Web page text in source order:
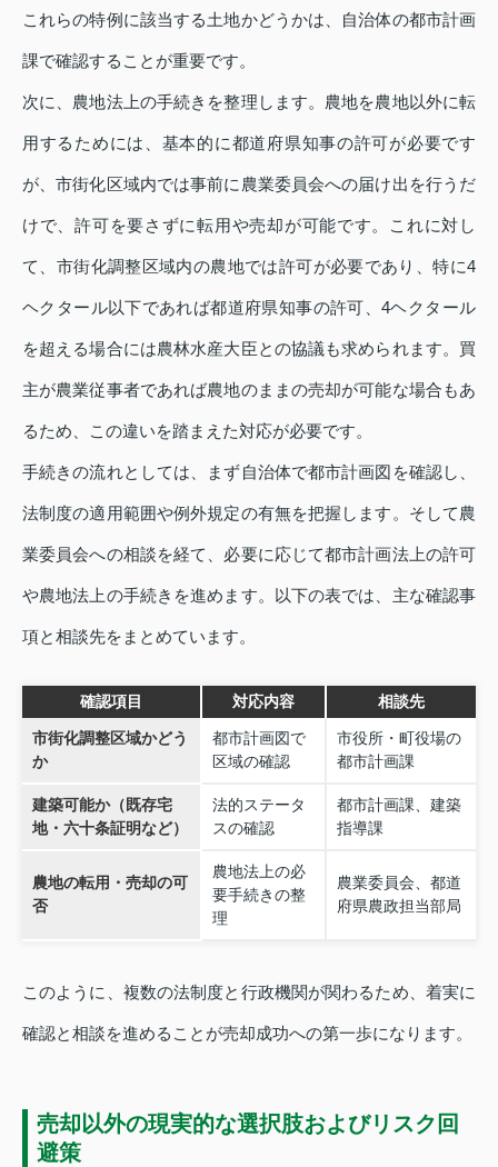
これらの特例に該当する土地かどうかは、自治体の都市計画
課で確認することが重要です。
次に、農地法上の手続きを整理します。農地を農地以外に転
用するためには、基本的に都道府県知事の許可が必要です
が、市街化区域内では事前に農業委員会への届け出を行うだ
けで、許可を要さずに転用や売却が可能です。これに対し
て、市街化調整区域内の農地では許可が必要であり、特に4
ヘクタール以下であれば都道府県知事の許可、4ヘクタール
を超える場合には農林水産大臣との協議も求められます。買
主が農業従事者であれば農地のままの売却が可能な場合もあ
るため、この違いを踏まえた対応が必要です。
手続きの流れとしては、まず自治体で都市計画図を確認し、
法制度の適用範囲や例外規定の有無を把握します。そして農
業委員会への相談を経て、必要に応じて都市計画法上の許可
や農地法上の手続きを進めます。以下の表では、主な確認事
項と相談先をまとめています。
確認項目 対応内容 相談先
市街化調整区域かどう
か
都市計画図で
区域の確認
市役所・町役場の
都市計画課
建築可能か（既存宅
地・六十条証明など）
法的ステータ
スの確認
都市計画課、建築
指導課
農地の転用・売却の可
否
農地法上の必
要手続きの整
理
農業委員会、都道
府県農政担当部局
このように、複数の法制度と行政機関が関わるため、着実に
確認と相談を進めることが売却成功への第一歩になります。
売却以外の現実的な選択肢およびリスク回
避策